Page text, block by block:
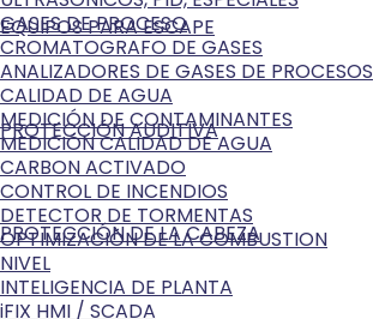
EQUIPOS PARA ESCAPE
PROTECCIÓN AUDITIVA
PROTECCIÓN DE LA CABEZA
GASES DE PROCESO
CROMATOGRAFO DE GASES
ANALIZADORES DE GASES DE PROCESOS
CALIDAD DE AGUA
MEDICIÓN DE CONTAMINANTES
MEDICIÓN CALIDAD DE AGUA
CARBON ACTIVADO
CONTROL DE INCENDIOS
DETECTOR DE TORMENTAS
OPTIMIZACIÓN DE LA COMBUSTION
NIVEL
INTELIGENCIA DE PLANTA
iFIX HMI / SCADA